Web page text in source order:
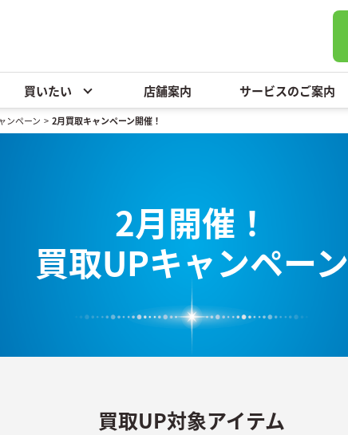
買いたい 店舗案内 サービスのご案内
ンペーン > 2月買取キャンペーン開催！
2月開催！
買取UPキャンペーン
買取UP対象アイテム